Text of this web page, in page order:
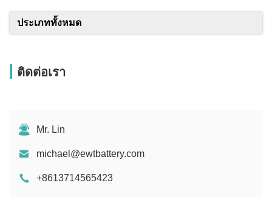
ประเภททั้งหมด
ติดต่อเรา
Mr. Lin
michael@ewtbattery.com
+8613714565423